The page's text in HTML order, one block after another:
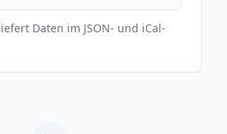
Daten im JSON- und iCal-